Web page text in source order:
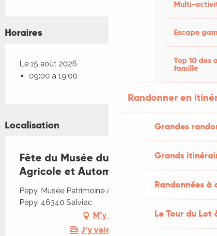
Multi-
Escape
Top 10 des
famille
Randonner en
Grandes
Grands
Randonnées
Le Tour du Lot
Horaires
Le 15 août 2026
09:00 à 19:00
Localisation
Fête du Musée du Patrimoine
Agricole et Automobile de Salviac
Pépy, Musée Patrimoine Agricole et Automobile,
Pépy, 46340 Salviac
M'y rendre
J'y vais en train !